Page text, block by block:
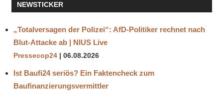
NEWSTICKER
„Totalversagen der Polizei“: AfD-Politiker rechnet nach
Blut-Attacke ab | NIUS Live
Pressecop24 06.08.2026
Ist Baufi24 seriös? Ein Faktencheck zum
Baufinanzierungsvermittler